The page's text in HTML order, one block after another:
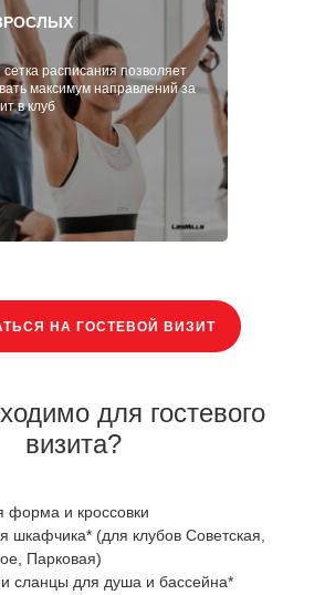
расписания позволяет
максимум направлений за
в клуб
НА ГОСТЕВОЙ ВИЗИТ
для гостевого
визита?
форма и кроссовки
шкафчика* (для клубов Советская,
Парковая)
сланцы для душа и бассейна*